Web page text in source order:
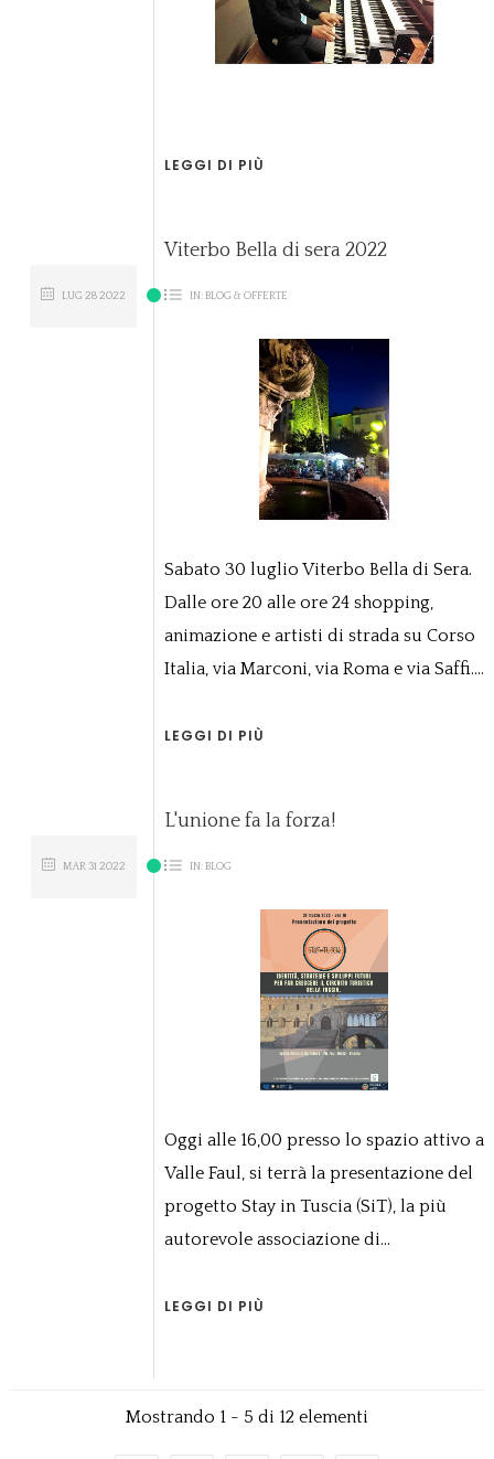
LEGGI DI PIÙ
Viterbo Bella di sera 2022
IN: BLOG & OFFERTE
LUG 282022
Sabato 30 luglio Viterbo Bella di Sera.
Dalle ore 20 alle ore 24 shopping,
animazione e artisti di strada su Corso
Italia, via Marconi, via Roma e via Saffi....
LEGGI DI PIÙ
L'unione fa la forza!
IN: BLOG
MAR 31 2022
Oggi alle 16,00 presso lo spazio attivo a
Valle Faul, si terrà la presentazione del
progetto Stay in Tuscia (SiT), la più
autorevole associazione di...
LEGGI DI PIÙ
Mostrando 1 - 5 di 12 elementi